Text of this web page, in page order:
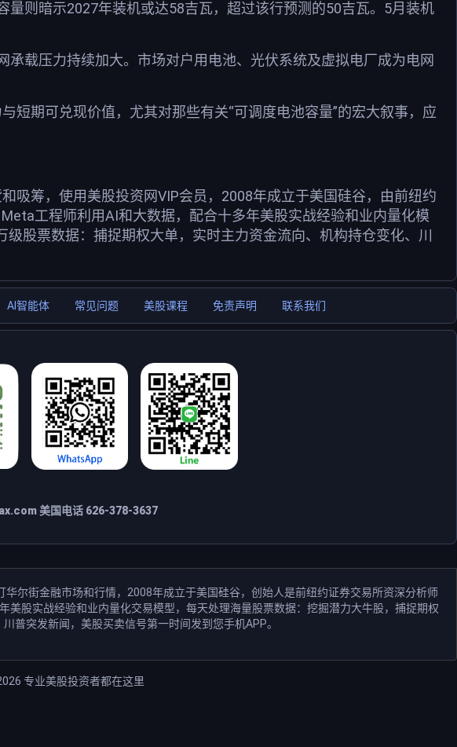
则暗示2027年装机或达58吉瓦，超过该行预测的50吉瓦。5月装机
载压力持续加大。市场对户用电池、光伏系统及虚拟电厂成为电网
短期可兑现价值，尤其对那些有关“可调度电池容量”的宏大叙事，应
吸筹，使用美股投资网VIP会员，2008年成立于美国硅谷，由前纽约
工程师利用AI和大数据，配合十多年美股实战经验和业内量化模
级股票数据：捕捉期权大单，实时主力资金流向、机构持仓变化、川
AI智能体 常见问题 美股课程 免责声明 联系我们
美国电话 626-378-3637
尔街金融市场和行情，2008年成立于美国硅谷，创始人是前纽约证券交易所资深分析师
股实战经验和业内量化交易模型，每天处理海量股票数据：挖掘潜力大牛股，捕捉期权
普突发新闻，美股买卖信号第一时间发到您手机APP。
专业美股投资者都在这里